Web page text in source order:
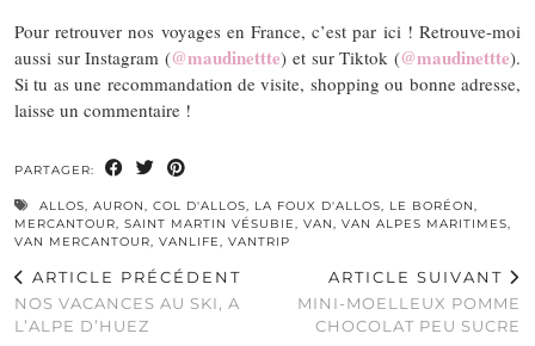
Pour retrouver nos voyages en France, c’est par ici ! Retrouve-moi
aussi sur Instagram (@maudinettte) et sur Tiktok (@maudinettte).
Si tu as une recommandation de visite, shopping ou bonne adresse,
laisse un commentaire !
PARTAGER:
ALLOS, AURON, COL D'ALLOS, LA FOUX D'ALLOS, LE BORÉON,
MERCANTOUR, SAINT MARTIN VÉSUBIE, VAN, VAN ALPES MARITIMES,
VAN MERCANTOUR, VANLIFE, VANTRIP
ARTICLE PRÉCÉDENT
NOS VACANCES AU SKI, A
L’ALPE D’HUEZ
ARTICLE SUIVANT
MINI-MOELLEUX POMME
CHOCOLAT PEU SUCRE